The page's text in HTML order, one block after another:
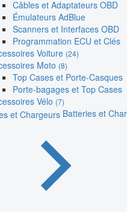
Câbles et Adaptateurs OBD
Émulateurs AdBlue
Scanners et Interfaces OBD
Programmation ECU et Clés
Voiture (24)
Moto (8)
Top Cases et Porte-Casques
Porte-bagages et Top Cases
Vélo (7)
Batteries et